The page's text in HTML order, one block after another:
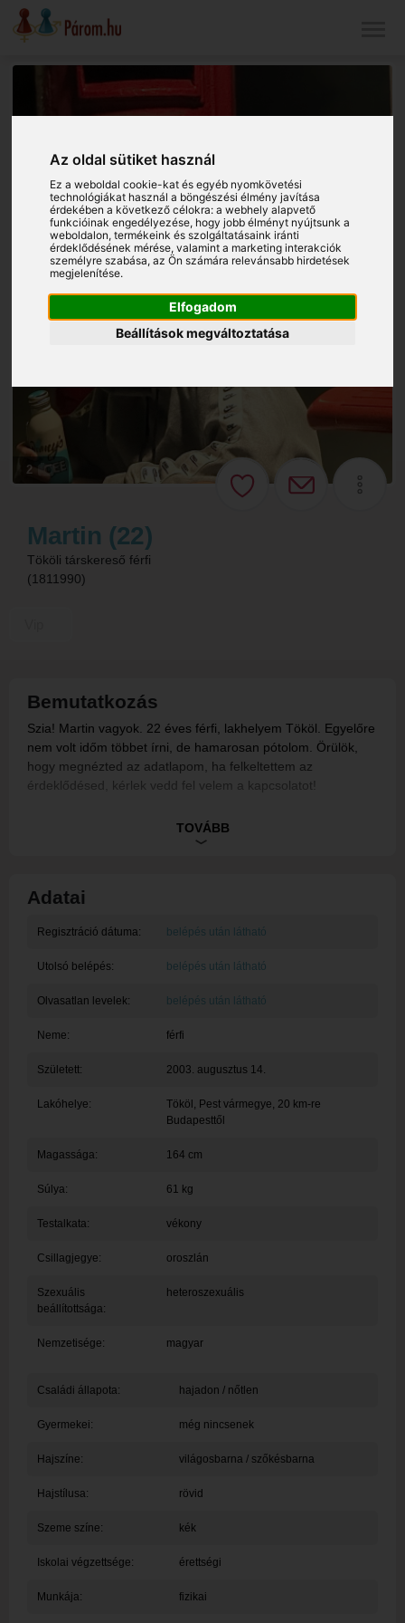
Az oldal sütiket használ
Ez a weboldal cookie-kat és egyéb nyomkövetési
technológiákat használ a böngészési élmény javítása
érdekében a következő célokra:a webhely alapvető
funkcióinak engedélyezése, hogy jobb élményt nyújtsunk a
weboldalon,termékeink és szolgáltatásaink iránti
érdeklődésének mérése, valamint a marketing interakciók
személyre szabása,az Ön számára relevánsabb hirdetések
megjelenítése.
Elfogadom
Beállítások megváltoztatása
2
Martin (22)
Tököli társkereső férfi
(1811990)
Bemutatkozás
Szia! Martin vagyok. 22 éves férfi, lakhelyem Tököl. Egyelőre
nem volt időm többet írni, de hamarosan pótolom. Örülök,
hogy megnézted az adatlapom, ha felkeltettem az
érdeklődésed, kérlek vedd fel velem a kapcsolatot!
Ez egy rendszerüzenet, tagunk egyelőre nem töltötte ki a
TOVÁBB
Adatai
Regisztráció dátuma: belépés után látható
Utolsó belépés: belépés után látható
Olvasatlan levelek: belépés után látható
Neme: férfi
Született: 2003. augusztus 14.
Lakóhelye: Tököl , Pest vármegye, 20 km-re
Budapesttől
Magassága: 164 cm
Súlya: 61 kg
Testalkata: vékony
Csillagjegye: oroszlán
Szexuális
beállítottsága:
heteroszexuális
Nemzetisége: magyar
Családi állapota: hajadon / nőtlen
Gyermekei: még nincsenek
Hajszíne: világosbarna / szőkésbarna
Hajstílusa: rövid
Szeme színe: kék
Iskolai végzettsége: érettségi
Munkája: fizikai